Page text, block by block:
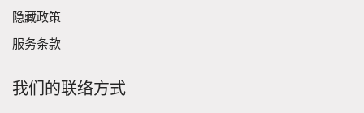
隐藏政策
服务条款
我们的联络方式